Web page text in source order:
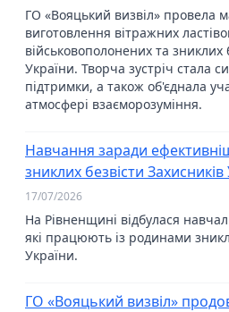
ГО «Вояцький визвіл» провела
виготовлення вітражних
військовополонених та зниклих
України. Творча зустріч стала
підтримки, а також об'єднала
атмосфері взаєморозуміння.
Навчання заради
зниклих безвісти Захисників
17/07/2026
На Рівненщині відбулася
які працюють із родинами
України.
ГО «Вояцький визвіл»